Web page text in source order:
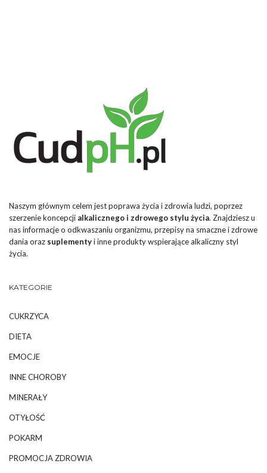
Naszym głównym celem jest poprawa życia i zdrowia ludzi, poprzez
szerzenie koncepcji alkalicznego i zdrowego stylu życia. Znajdziesz u
nas informacje o odkwaszaniu organizmu, przepisy na smaczne i zdrowe
dania oraz suplementyi inne produkty wspierające alkaliczny styl
życia.
KATEGORIE
CUKRZYCA
DIETA
EMOCJE
INNE CHOROBY
MINERAŁY
OTYŁOŚĆ
POKARM
PROMOCJA ZDROWIA